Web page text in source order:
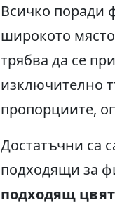
Всичко поради
широкото
трябва да се
изключително
пропорциите,
Достатъчни са
подходящи за
подходящ цвят